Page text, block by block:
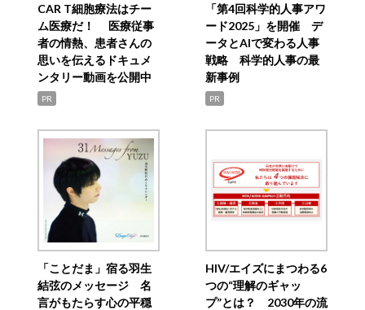
CAR T細胞療法はチー
ム医療だ！ 医療従事
者の情熱、患者さんの
思いを伝えるドキュメ
ンタリー動画を公開中
PR
「第4回科学的人事アワ
ード2025」を開催 デ
ータとAIで変わる人事
戦略 科学的人事の最
新事例
PR
「ことだま」宿る羽生
結弦のメッセージ 名
言がもたらす心の平穏
HIV/エイズにまつわる6
つの“理解のギャッ
プ”とは？ 2030年の流